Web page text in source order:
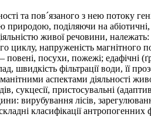
та пов´язаного з нею потоку
поділяючи на абіотичні,
живої речовини,
циклу, напруженість магнітного
повені, посухи, пожежі; едафічні
фільтрації води, її
аспектами діяльності
сукцесії, пристосувальні
вирубування лісів,
класифікації